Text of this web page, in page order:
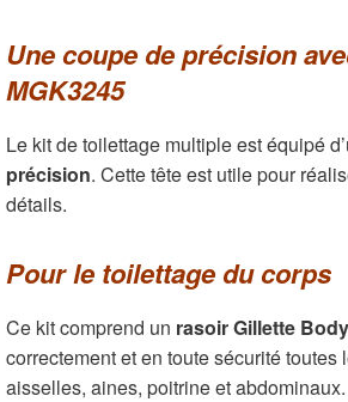
Une coupe de précision
MGK3245
Le kit de toilettage multiple est équipé
précision. Cette tête est utile pour
détails.
Pour le toilettage du corps
Ce kit comprend un rasoir Gillette Body
correctement et en toute sécurité toutes
aisselles, aines, poitrine et abdominaux.